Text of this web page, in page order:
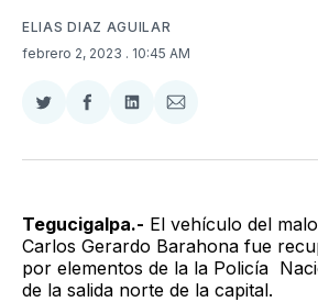
ELIAS DIAZ AGUILAR
febrero 2, 2023 . 10:45 AM
Compartir
Twitter
Compartir
Facebook
Compartir
LinkedIn
Compartir
Email
Tegucigalpa.- El vehículo del
Carlos Gerardo Barahona fue
por elementos de la la Policía
de la salida norte de la capital.